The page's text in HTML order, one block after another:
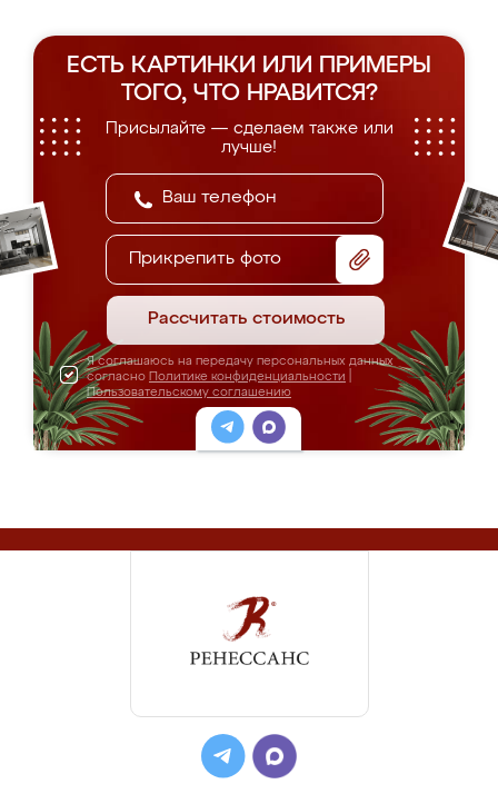
ЕСТЬ КАРТИНКИ ИЛИ ПРИМЕРЫ
ТОГО, ЧТО НРАВИТСЯ?
Присылайте — сделаем также или
лучше!
Прикрепить фото
Рассчитать стоимость
Я соглашаюсь на передачу персональных данных
согласно Политике конфиденциальности
Пользовательскому соглашению